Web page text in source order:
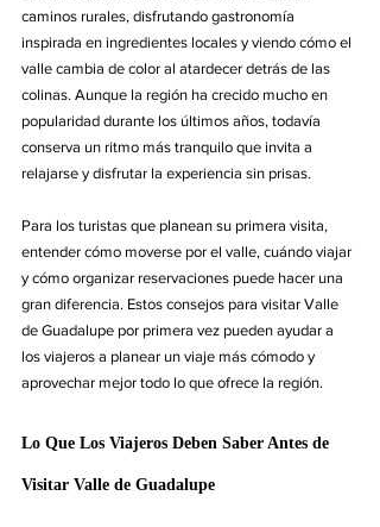
caminos rurales, disfrutando gastronomía
inspirada en ingredientes locales y viendo cómo el
valle cambia de color al atardecer detrás de las
colinas. Aunque la región ha crecido mucho en
popularidad durante los últimos años, todavía
conserva un ritmo más tranquilo que invita a
relajarse y disfrutar la experiencia sin prisas.
Para los turistas que planean su primera visita,
entender cómo moverse por el valle, cuándo viajar
y cómo organizar reservaciones puede hacer una
gran diferencia. Estos consejos para visitar Valle
de Guadalupe por primera vez pueden ayudar a
los viajeros a planear un viaje más cómodo y
aprovechar mejor todo lo que ofrece la región.
Lo Que Los Viajeros Deben Saber Antes de
Visitar Valle de Guadalupe